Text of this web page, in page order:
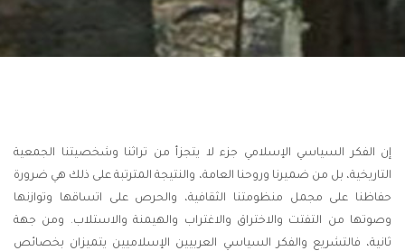
إن الفكر السياسي الإسلامي جزء لا يتجزأ من تراثنا وشخصيتنا الجمعية
التاريخية، بل من ضميرنا وروحنا العامة، والنتيجة المترتبة على ذلك هي ضرورة
حفاظنا على مجمل منظومتنا الثقافية، والحرص على اتساقها وتوازنها
وصوتها من التفتت والاختراق والاغتراب والهيمنة والاستلاب. ومن جهة
ثانية، فالتشريع والفكر السياسي العربيين الإسلاميين يتميزان بخصائص